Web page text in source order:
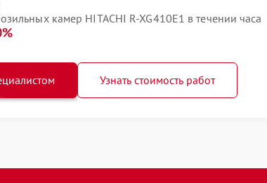
камер HITACHI R-XG410E1 в течении часа
Узнать стоимость работ